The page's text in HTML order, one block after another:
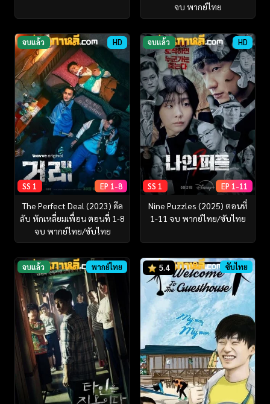
จบ พากย์ไทย
จบแล้ว HD
SS 1 EP 1-8
The Perfect Deal (2023) ดีล
ลับ หักเหลี่ยมเพื่อน ตอนที่ 1-8
จบ พากย์ไทย/ซับไทย
จบแล้ว HD
SS 1 EP 1-11
Nine Puzzles (2025) ตอนที่
1-11 จบ พากย์ไทย/ซับไทย
จบแล้ว พากย์ไทย 5.4 ซับไทย